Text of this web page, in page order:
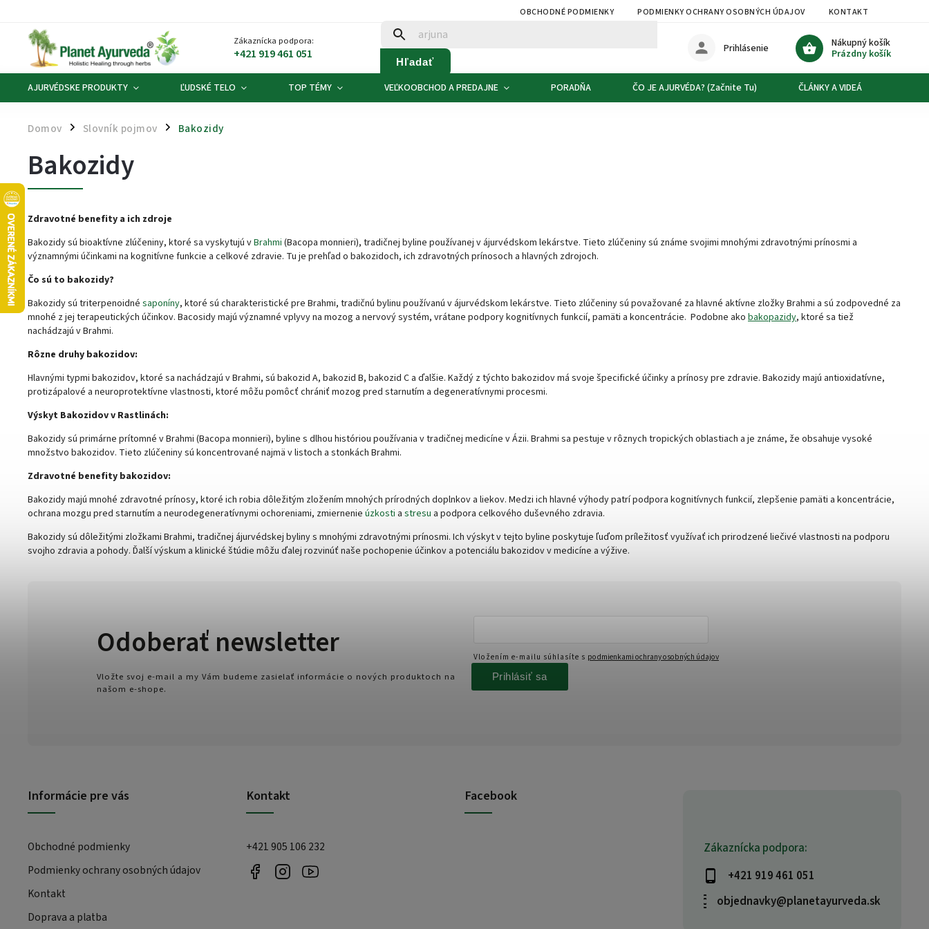
OBCHODNÉ PODMIENKY PODMIENKY OCHRANY OSOBNÝCH ÚDAJOV KONTAKT
Zákaznícka podpora:
+421 919 461 051 Hľadať
Nákupný košík
Prázdny košík
Prihlásenie
AJURVÉDSKE PRODUKTY ĽUDSKÉ TELO TOP TÉMY VEĽKOOBCHOD A PREDAJNE PORADŇA ČO JE AJURVÉDA? (Začnite Tu) ČLÁNKY A VIDEÁ
Domov / Slovník pojmov / Bakozidy
Bakozidy
Zdravotné benefity a ich zdroje
Bakozidy sú bioaktívne zlúčeniny, ktoré sa vyskytujú vBrahmi (Bacopa monnieri), tradičnej byline používanej v ájurvédskom lekárstve. Tieto zlúčeniny sú známe svojimi mnohými zdravotnými prínosmi a
významnými účinkami na kognitívne funkcie a celkové zdravie. Tu je prehľad o bakozidoch, ich zdravotných prínosoch a hlavných zdrojoch.
Čo sú to bakozidy?
Bakozidy sú triterpenoidné saponíny, ktoré sú charakteristické pre Brahmi, tradičnú bylinu používanú v ájurvédskom lekárstve. Tieto zlúčeniny sú považované za hlavné aktívne zložky Brahmi a sú zodpovedné za
mnohé z jej terapeutických účinkov. Bacosidy majú významné vplyvy na mozog a nervový systém, vrátane podpory kognitívnych funkcií, pamäti a koncentrácie. Podobne ako bakopazidy, ktoré sa tiež
nachádzajú v Brahmi.
Rôzne druhy bakozidov:
Hlavnými typmi bakozidov, ktoré sa nachádzajú v Brahmi, sú bakozid A, bakozid B, bakozid C a ďalšie. Každý z týchto bakozidov má svoje špecifické účinky a prínosy pre zdravie. Bakozidy majú antioxidatívne,
protizápalové a neuroprotektívne vlastnosti, ktoré môžu pomôcť chrániť mozog pred starnutím a degeneratívnymi procesmi.
Výskyt Bakozidov v Rastlinách:
Bakozidy sú primárne prítomné v Brahmi (Bacopa monnieri), byline s dlhou históriou používania v tradičnej medicíne v Ázii. Brahmi sa pestuje v rôznych tropických oblastiach a je známe, že obsahuje vysoké
množstvo bakozidov. Tieto zlúčeniny sú koncentrované najmä v listoch a stonkách Brahmi.
Zdravotné benefity bakozidov:
Bakozidy majú mnohé zdravotné prínosy, ktoré ich robia dôležitým zložením mnohých prírodných doplnkov a liekov. Medzi ich hlavné výhody patrí podpora kognitívnych funkcií, zlepšenie pamäti a koncentrácie,
ochrana mozgu pred starnutím a neurodegeneratívnymi ochoreniami, zmiernenie úzkosti a stresu a podpora celkového duševného zdravia.
Bakozidy sú dôležitými zložkami Brahmi, tradičnej ájurvédskej byliny s mnohými zdravotnými prínosmi. Ich výskyt v tejto byline poskytuje ľuďom príležitosť využívať ich prirodzené liečivé vlastnosti na podporu
svojho zdravia a pohody. Ďalší výskum a klinické štúdie môžu ďalej rozvinúť naše pochopenie účinkov a potenciálu bakozidov v medicíne a výžive.
Zákaznícka podpora:
+421 919 461 051
objednavky@planetayurveda.sk
Informácie pre vás
Obchodné podmienky
Podmienky ochrany osobných údajov
Kontakt
Doprava a platba
Kontakt
+421 905 106 232
Facebook
Odoberať newsletter
Vložte svoj e-mail a my Vám budeme zasielať informácie o nových produktoch na
našom e-shope.
Vložením e-mailu súhlasíte s podmienkami ochrany osobných údajov
Prihlásiť sa